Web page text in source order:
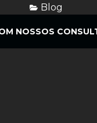
Blog
NOSSOS